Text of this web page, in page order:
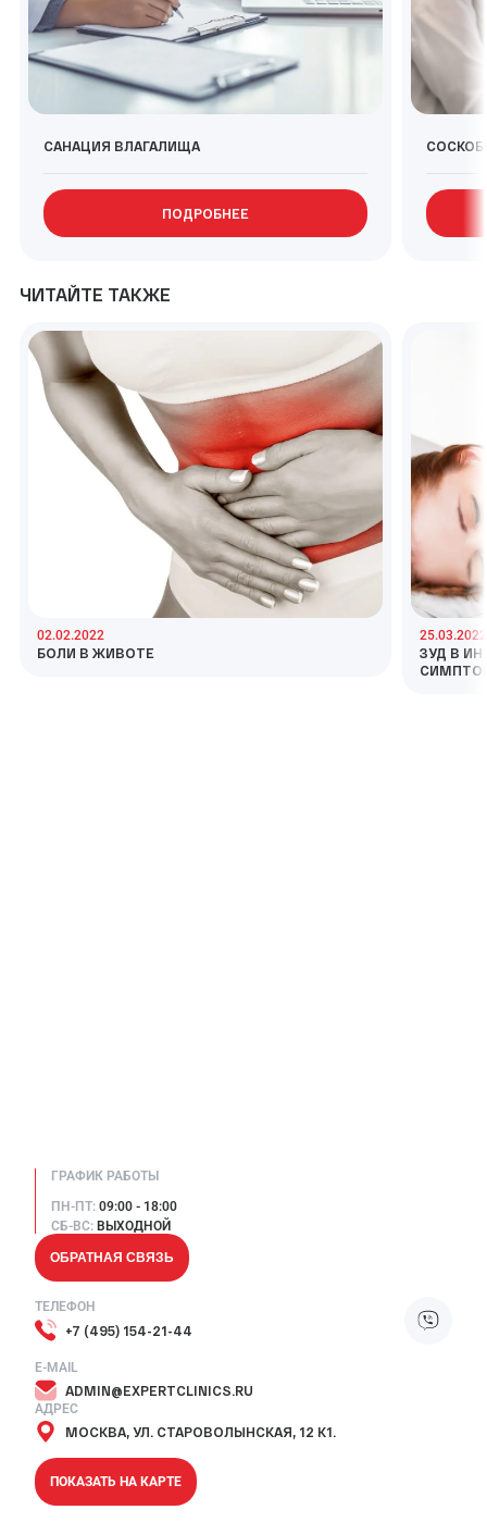
САНАЦИЯ ВЛАГАЛИЩА
ПОДРОБНЕЕ
ЧИТАЙТЕ ТАКЖЕ
02.02.2022
БОЛИ В ЖИВОТЕ
25.03.2022
ЗУД В
ОБРАТНАЯ СВЯЗЬ
ТЕЛЕФОН
+7 (495) 154-21-44
E-MAIL
ADMIN@EXPERTCLINICS.RU
АДРЕС
МОСКВА, УЛ. СТАРОВОЛЫНСКАЯ, 12 К1.
ПОКАЗАТЬ НА КАРТЕ
ГРАФИК РАБОТЫ
ПН-ПТ: 09:00 - 18:00
СБ-ВС: ВЫХОДНОЙ